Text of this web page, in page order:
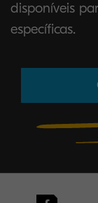
disponíveis
específicas.